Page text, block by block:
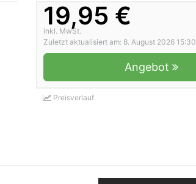
19,95 €
inkl. MwSt.
Zuletzt aktualisiert am: 8. August 2026 15:30
Angebot
Preisverlauf